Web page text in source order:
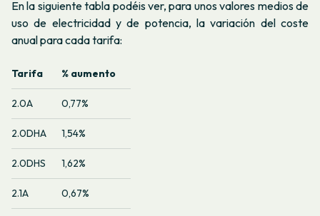
En la siguiente tabla podéis ver, para unos valores medios de
uso de electricidad y de potencia, la variación del coste
anual para cada tarifa:
Tarifa % aumento
2.0A 0,77%
2.0DHA 1,54%
2.0DHS 1,62%
2.1A 0,67%